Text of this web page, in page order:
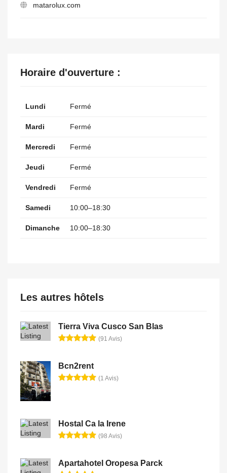
matarolux.com
Horaire d'ouverture :
Lundi Fermé
Mardi Fermé
Mercredi Fermé
Jeudi Fermé
Vendredi Fermé
Samedi 10:00–18:30
Dimanche 10:00–18:30
Les autres hôtels
Tierra Viva Cusco San Blas
(91 Avis)
Bcn2rent
(1 Avis)
Hostal Ca la Irene
(98 Avis)
Apartahotel Oropesa Parck